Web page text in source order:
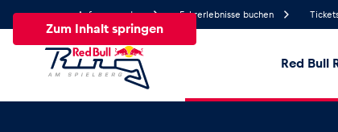
Zum Inhalt springen
Anfrage senden Fahrerlebnisse buchen
Red Bull
24.9°